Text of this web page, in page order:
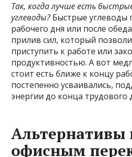
Так, когда лучше есть
углеводы?Быстрые углеводы
рабочего дня или после
прилив сил, который
приступить к работе или
продуктивностью. А вот
стоит есть ближе к концу
постепенно усваивались,
энергии до конца трудового
офисным